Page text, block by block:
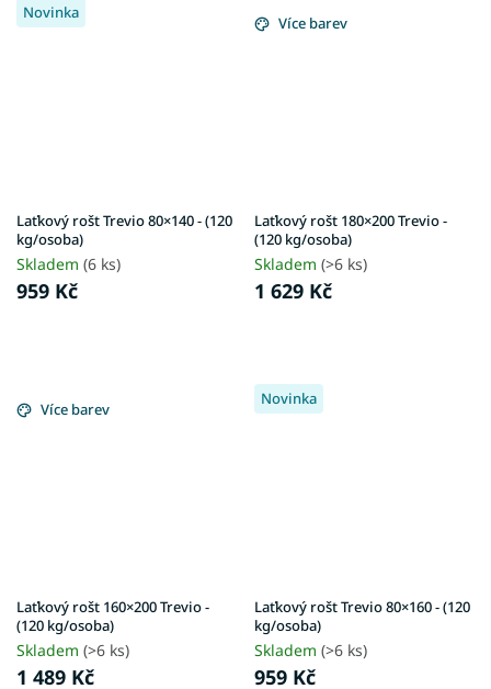
Novinka
Laťkový rošt Trevio 80×140 - (120
kg/osoba)
Skladem (6 ks)
959 Kč
Více barev
Laťkový rošt 180×200 Trevio -
(120 kg/osoba)
Skladem (>6 ks)
1 629 Kč
Více barev
Laťkový rošt 160×200 Trevio -
(120 kg/osoba)
Skladem (>6 ks)
1 489 Kč
Novinka
Laťkový rošt Trevio 80×160 - (120
kg/osoba)
Skladem (>6 ks)
959 Kč